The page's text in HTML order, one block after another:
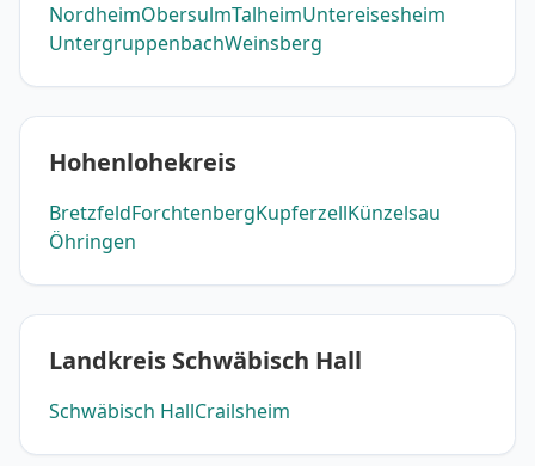
NordheimObersulmTalheimUntereisesheim
UntergruppenbachWeinsberg
Hohenlohekreis
BretzfeldForchtenbergKupferzellKünzelsau
Öhringen
Landkreis Schwäbisch Hall
Schwäbisch HallCrailsheim